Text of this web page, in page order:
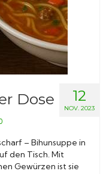
12
NOV. 2023
Dose
– Bihunsuppe in
den Tisch. Mit
Gewürzen ist sie